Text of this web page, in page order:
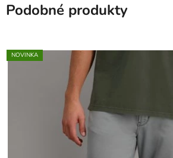
Podobné produkty
NOVINKA